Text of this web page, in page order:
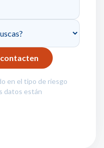
en el tipo de riesgo
datos están